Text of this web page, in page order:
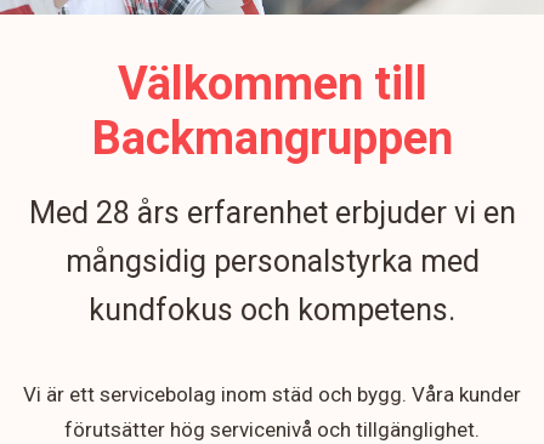
Välkommen till
Backmangruppen
Med 28 års erfarenhet erbjuder vi en
mångsidig personalstyrka med
kundfokus och kompetens.
Vi är ett servicebolag inom städ och bygg. Våra kunder
förutsätter hög servicenivå och tillgänglighet.